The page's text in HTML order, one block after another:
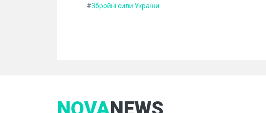
#Збройні сили України